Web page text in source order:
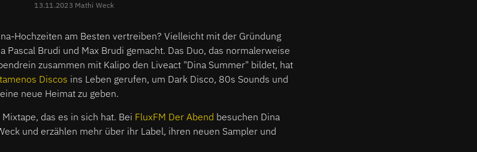
13.11.2023 Mathi Weck
Hochzeiten am Besten vertreiben? Vielleicht mit der Gründung
Pascal Brudi und Max Brudi gemacht. Das Duo, das normalerweise
zusammen mit Kalipo den Liveact "Dina Summer" bildet, hat
Discos ins Leben gerufen, um Dark Disco, 80s Sounds und
neue Heimat zu geben.
das es in sich hat. Bei FluxFM Der Abend besuchen Dina
und erzählen mehr über ihr Label, ihren neuen Sampler und